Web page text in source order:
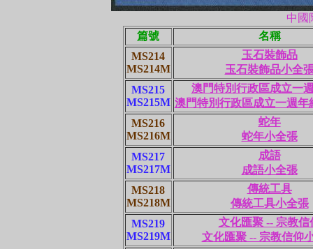
中國
篇號
名稱
MS214
MS214M
玉石裝飾品
玉石裝飾品小全
MS215
MS215M
澳門特別行政區成立一
澳門特別行政區成立一週年
MS216
MS216M
蛇年
蛇年小全張
MS217
MS217M
成語
成語小全張
MS218
MS218M
傳統工具
傳統工具小全張
MS219
MS219M
文化匯聚 -- 宗教信
文化匯聚 -- 宗教信仰